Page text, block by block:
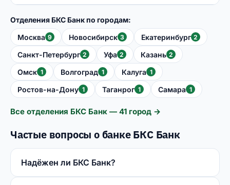
Отделения БКС Банк по городам:
Москва 9 Новосибирск 3 Екатеринбург 2
Санкт-Петербург 2 Уфа 2 Казань 2
Омск 1 Волгоград 1 Калуга 1
Ростов-на-Дону 1 Таганрог 1 Самара 1
Все отделения БКС Банк — 41 город →
Частые вопросы о банке БКС Банк
Надёжен ли БКС Банк?